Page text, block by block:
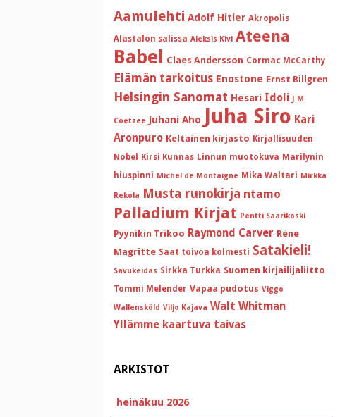
Aamulehti Adolf Hitler Akropolis
Alastalon salissa Aleksis Kivi Ateena
Babel Claes Andersson Cormac McCarthy
Elämän tarkoitus Enostone Ernst Billgren
Helsingin Sanomat Hesari Idoli J.M.
Coetzee Juhani Aho Juha Siro Kari
Aronpuro Keltainen kirjasto Kirjallisuuden
Nobel
Kirsi Kunnas Linnun muotokuva Marilynin
hiuspinni Michel de Montaigne Mika Waltari Mirkka
Rekola Musta runokirja ntamo
Palladium Kirjat Pentti Saarikoski
Pyynikin Trikoo Raymond Carver Réne
Magritte Saat toivoa kolmesti Satakieli!
Savukeidas Sirkka Turkka Suomen kirjailijaliitto
Tommi Melender Vapaa pudotus Viggo
Wallensköld Viljo Kajava Walt Whitman
Yllämme kaartuva taivas
ARKISTOT
heinäkuu 2026